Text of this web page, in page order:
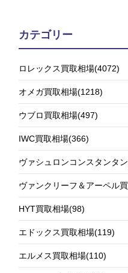
カテゴリー
ロレックス買取相場(4072)
オメガ買取相場(1218)
ウブロ買取相場(497)
IWC買取相場(366)
ヴァシュロンコンスタンタ
ヴァンクリーフ＆アーペル
HYT買取相場(98)
エドックス買取相場(119)
エルメス買取相場(110)